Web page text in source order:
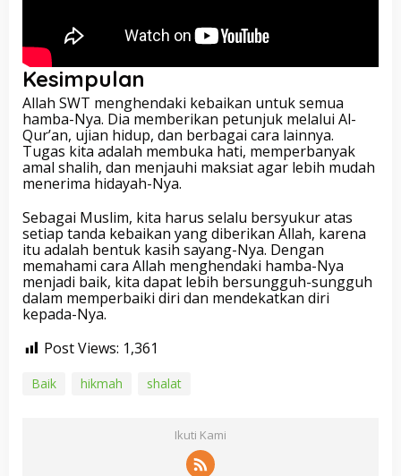
Kesimpulan
Allah SWT menghendaki kebaikan untuk semua
hamba-Nya. Dia memberikan petunjuk melalui Al-
Qur’an, ujian hidup, dan berbagai cara lainnya.
Tugas kita adalah membuka hati, memperbanyak
amal shalih, dan menjauhi maksiat agar lebih mudah
menerima hidayah-Nya.
Sebagai Muslim, kita harus selalu bersyukur atas
setiap tanda kebaikan yang diberikan Allah, karena
itu adalah bentuk kasih sayang-Nya. Dengan
memahami cara Allah menghendaki hamba-Nya
menjadi baik, kita dapat lebih bersungguh-sungguh
dalam memperbaiki diri dan mendekatkan diri
kepada-Nya.
Post Views: 1,361
Baik hikmah shalat
Ikuti Kami